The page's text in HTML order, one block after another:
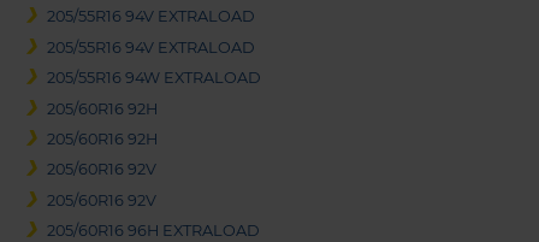
205/55R16 94V EXTRALOAD
205/55R16 94V EXTRALOAD
205/55R16 94W EXTRALOAD
205/60R16 92H
205/60R16 92H
205/60R16 92V
205/60R16 92V
205/60R16 96H EXTRALOAD